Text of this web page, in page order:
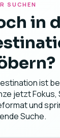
SUCHEN
in
ist
jetzt
und
Suche.